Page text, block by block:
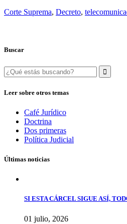
Corte Suprema, Decreto,
Buscar
Search
for:
Leer sobre otros temas
Café Jurídico
Doctrina
Dos primeras
Política Judicial
Últimas noticias
SI ESTA CÁRCEL SIGUE ASÍ,
01 julio, 2026